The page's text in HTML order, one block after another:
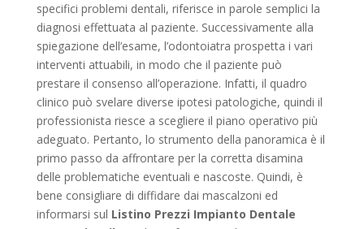
specifici problemi dentali, riferisce in parole semplici la
diagnosi effettuata al paziente. Successivamente alla
spiegazione dell’esame, l’odontoiatra prospetta i vari
interventi attuabili, in modo che il paziente può
prestare il consenso all’operazione. Infatti, il quadro
clinico può svelare diverse ipotesi patologiche, quindi il
professionista riesce a scegliere il piano operativo più
adeguato. Pertanto, lo strumento della panoramica è il
primo passo da affrontare per la corretta disamina
delle problematiche eventuali e nascoste. Quindi, è
bene consigliare di diffidare dai mascalzoni ed
informarsi sul Listino Prezzi Impianto Dentale